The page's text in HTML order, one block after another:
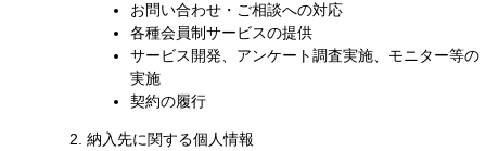
お問い合わせ・ご相談への対応
各種会員制サービスの提供
サービス開発、アンケート調査実施、モニター等の
実施
契約の履行
納入先に関する個人情報